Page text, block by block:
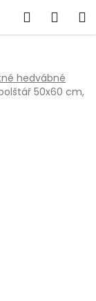
Hledat
hedvábné
50x60 cm,